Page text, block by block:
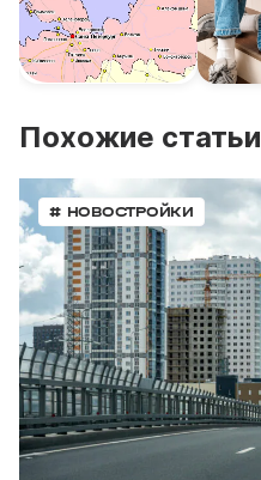
Похожие статьи
# НОВОСТРОЙКИ